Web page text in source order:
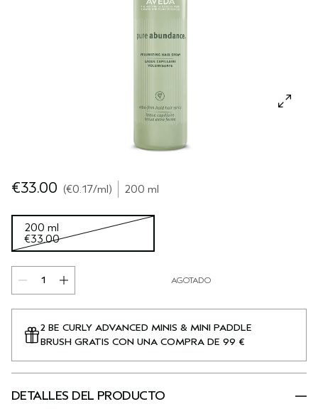
SÉRUM PARA EL CABELLO
CUERO CABELLUDO SENSIBLE
TODAS LAS COLECCIONES
€33.00 €0.17/ml 200 ml
200 ml
€33.00
AGOTADO
2 BE CURLY ADVANCED MINIS & MINI PADDLE
BRUSH GRATIS CON UNA COMPRA DE 99 €
DETALLES DEL PRODUCTO